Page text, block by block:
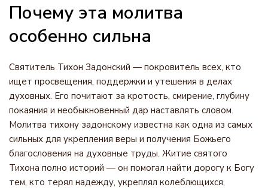
Почему эта молитва
особенно сильна
Святитель Тихон Задонский — покровитель всех, кто
ищет просвещения, поддержки и утешения в делах
духовных. Его почитают за кротость, смирение, глубину
покаяния и необыкновенный дар наставлять словом.
Молитва тихону задонскому известна как одна из самых
сильных для укрепления веры и получения Божьего
благословения на духовные труды. Житие святого
Тихона полно историй — он помогал найти дорогу к Богу
тем, кто терял надежду, укреплял колеблющихся,